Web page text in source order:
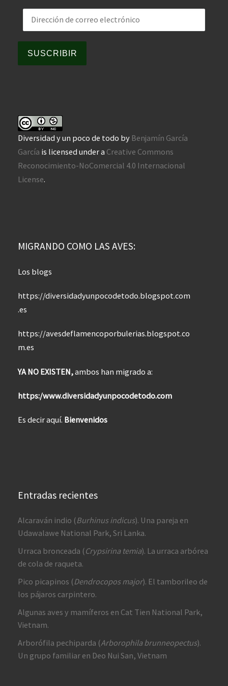
Dirección de correo electrónico
SUSCRIBIR
Diversidad y un poco de todo by Benjamín García
García is licensed under a Creative Commons
Reconocimiento-NoComercial 4.0 Internacional
License.
MIGRANDO COMO LAS AVES:
Los blogs
https://diversidadyunpocodetodo.blogspot.com
.es
https://avesdeflamencoporbulerias.blogspot.co
m.es
YA NO EXISTEN,ambos han migrado a:
https:/www.diversidadyunpocodetodo.com
Es decir aquí. Bienvenidos
Entradas recientes
Alcaraván indio (Burhinus indicus). Una pareja en
Udawalawe National Park, Sri Lanka.
Urraca bronceada (Crypsirina temia). La urraca arbórea
de cola de raqueta.
Pico picapinos (Dendrocopos major). El tamborileo de
los pájaros carpintero.
Algunas aves y mamíferos en Cat Tien National Park,
Vietnam.
Arborófila pechiparda (Arborophila brunneopectus).
Un grupo familiar en Deo Nui San, Vietnam